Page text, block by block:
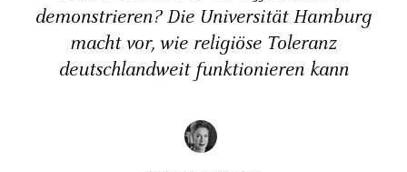
demonstrieren? Die Universität Hamburg
macht vor, wie religiöse Toleranz
deutschlandweit funktionieren kann